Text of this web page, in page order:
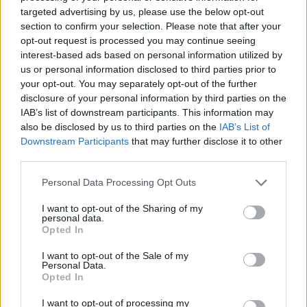
targeted advertising by us, please use the below opt-out
section to confirm your selection. Please note that after your
opt-out request is processed you may continue seeing
interest-based ads based on personal information utilized by
us or personal information disclosed to third parties prior to
your opt-out. You may separately opt-out of the further
disclosure of your personal information by third parties on the
IAB’s list of downstream participants. This information may
also be disclosed by us to third parties on the IAB’s List of
Downstream Participants that may further disclose it to other
Please note that this website/app uses one or more Google
not limited to your visit or usage behaviour. You may click to
grant or deny consent to Google and its third-party tags to
use your data for below specified purposes in below Google
consent section.
Personal Data Processing Opt Outs
I want to opt-out of the Sharing of my
personal data.
Opted In
I want to opt-out of the Sale of my
Personal Data.
Opted In
I want to opt-out of processing my
közvetlenül az államfő alá rendelt
Nemzetbiztonsági és Védelmi Tanács (RNBO)
helyettes vezetője fiának.
A botrány komoly társadalmi visszhangot
váltott ki Ukrajnában. Általánosságban nagy
tisztelet övezi a Donyec-medencei
konfliktusban a hazát védő ukrán katonákat,
és a lakosság a háborúra való tekintettel azt
is elfogadta, hogy az államnak magasak a
katonai kiadásai. Mindezek miatt különösen
nagy bűnnek számít lopni a hadseregtől.
Noha Porosenko személyesen nem érintett a
korrupciós botrányban, komoly
presztízsveszteséget jelent számára, hogy ő,
aki kampányában magát az erős hadsereg